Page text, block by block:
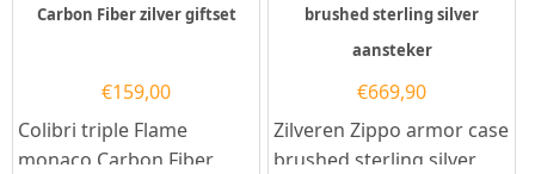
Carbon Fiber zilver giftset
€159,00
Colibri triple Flame
monaco Carbon Fiber
brushed sterling silver
aansteker
€669,90
Zilveren Zippo armor case
brushed sterling silver